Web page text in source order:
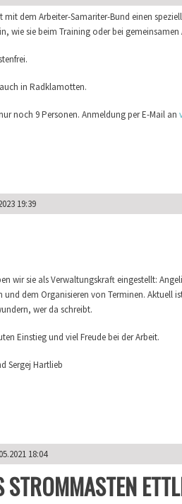
dem Arbeiter-Samariter-Bund einen
wie sie beim Training oder bei
in Radklamotten.
noch 9 Personen. Anmeldung per E-Mail an
19:39
wir sie als Verwaltungskraft eingestellt:
dem Organisieren von Terminen. Aktuell
wer da schreibt.
Einstieg und viel Freude bei der Arbeit.
Sergej Hartlieb
18:04